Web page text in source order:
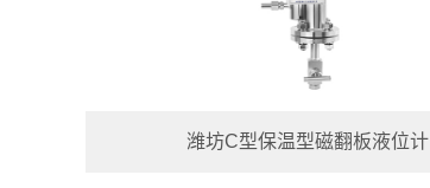
潍坊C型保温型磁翻板液位计